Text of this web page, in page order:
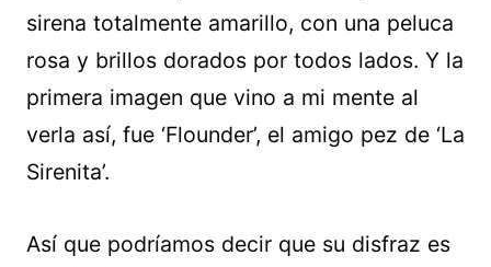
sirena totalmente amarillo, con una peluca
rosa y brillos dorados por todos lados. Y la
primera imagen que vino a mi mente al
verla así, fue ‘Flounder’, el amigo pez de ‘La
Sirenita’.
Así que podríamos decir que su disfraz es